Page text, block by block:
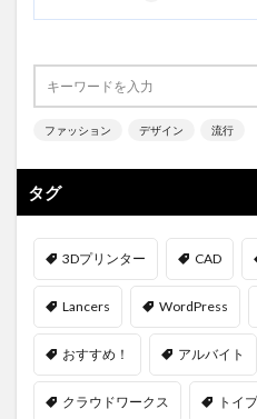
ファッション デザイン 流行
タグ
3Dプリンター CAD
Lancers WordPress
おすすめ！ アルバイト
クラウドワークス トイ